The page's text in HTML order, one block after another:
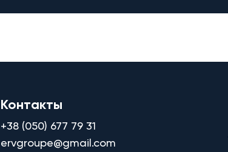
Контакты
+38 (050) 677 79 31
ervgroupe@gmail.com